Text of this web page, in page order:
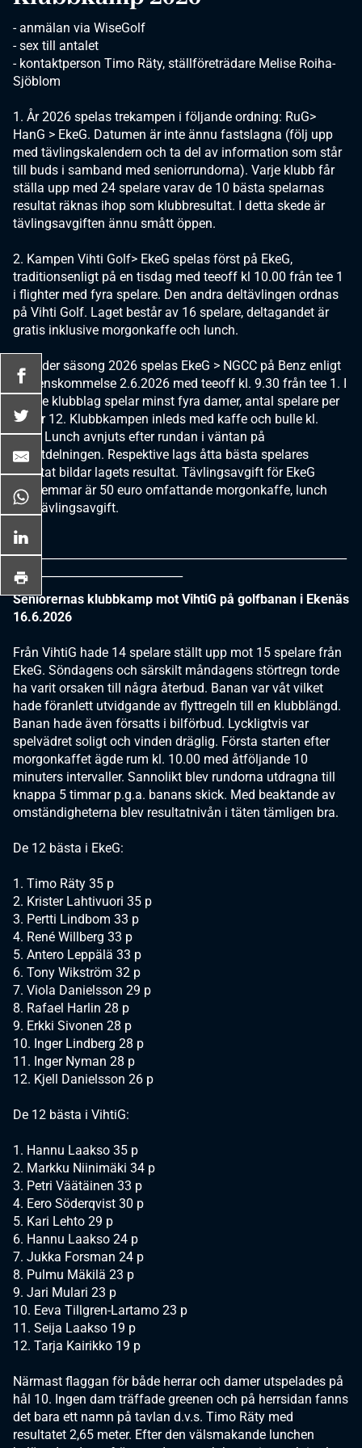
- anmälan via WiseGolf
- sex till antalet
- kontaktperson Timo Räty, ställföreträdare Melise Roiha-
Sjöblom
1. År 2026 spelas trekampen i följande ordning: RuG>
HanG > EkeG. Datumen är inte ännu fastslagna (följ upp
med tävlingskalendern och ta del av information som står
till buds i samband med seniorrundorna). Varje klubb får
ställa upp med 24 spelare varav de 10 bästa spelarnas
resultat räknas ihop som klubbresultat. I detta skede är
tävlingsavgiften ännu smått öppen.
2. Kampen Vihti Golf> EkeG spelas först på EkeG,
traditionsenligt på en tisdag med teeoff kl 10.00 från tee 1
i flighter med fyra spelare. Den andra deltävlingen ordnas
på Vihti Golf. Laget består av 16 spelare, deltagandet är
gratis inklusive morgonkaffe och lunch.
3. Under säsong 2026 spelas EkeG > NGCC på Benz enligt
överenskommelse 2.6.2026 med teeoff kl. 9.30 från tee 1. I
bägge klubblag spelar minst fyra damer, antal spelare per
lag är 12. Klubbkampen inleds med kaffe och bulle kl.
9.00. Lunch avnjuts efter rundan i väntan på
prisutdelningen. Respektive lags åtta bästa spelares
resultat bildar lagets resultat. Tävlingsavgift för EkeG
medlemmar är 50 euro omfattande morgonkaffe, lunch
och tävlingsavgift.
___________________________________________________________
______________________________
Seniorernas klubbkamp mot VihtiG på golfbanan i Ekenäs
16.6.2026
Från VihtiG hade 14 spelare ställt upp mot 15 spelare från
EkeG. Söndagens och särskilt måndagens störtregn torde
ha varit orsaken till några återbud. Banan var våt vilket
hade föranlett utvidgande av flyttregeln till en klubblängd.
Banan hade även försatts i bilförbud. Lyckligtvis var
spelvädret soligt och vinden dräglig. Första starten efter
morgonkaffet ägde rum kl. 10.00 med åtföljande 10
minuters intervaller. Sannolikt blev rundorna utdragna till
knappa 5 timmar p.g.a. banans skick. Med beaktande av
omständigheterna blev resultatnivån i täten tämligen bra.
De 12 bästa i EkeG:
1. Timo Räty 35 p
2. Krister Lahtivuori 35 p
3. Pertti Lindbom 33 p
4. René Willberg 33 p
5. Antero Leppälä 33 p
6. Tony Wikström 32 p
7. Viola Danielsson 29 p
8. Rafael Harlin 28 p
9. Erkki Sivonen 28 p
10. Inger Lindberg 28 p
11. Inger Nyman 28 p
12. Kjell Danielsson 26 p
De 12 bästa i VihtiG:
1. Hannu Laakso 35 p
2. Markku Niinimäki 34 p
3. Petri Väätäinen 33 p
4. Eero Söderqvist 30 p
5. Kari Lehto 29 p
6. Hannu Laakso 24 p
7. Jukka Forsman 24 p
8. Pulmu Mäkilä 23 p
9. Jari Mulari 23 p
10. Eeva Tillgren-Lartamo 23 p
11. Seija Laakso 19 p
12. Tarja Kairikko 19 p
Närmast flaggan för både herrar och damer utspelades på
hål 10. Ingen dam träffade greenen och på herrsidan fanns
det bara ett namn på tavlan d.v.s. Timo Räty med
resultatet 2,65 meter. Efter den välsmakande lunchen